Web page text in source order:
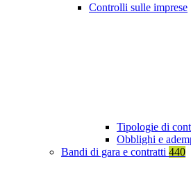
Controlli sulle imprese
Tipologie di
Obblighi e
Bandi di gara e contratti 440